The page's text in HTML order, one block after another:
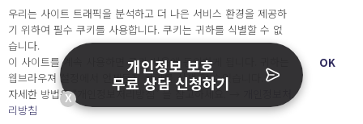
○ 개인정보보호 컴플라이언스를 선도하겠습니다.
○ 정보주체의 권리를 보장하겠습니다.
○ 기업의 개인정보보호를 위한 효율적 관리를 보장하겠습니다.
Copyright Ⓒ
우리는 사이트 트래픽을 분석하고 더 나은 서비스 환경을 제공하
기 위하여 필수 쿠키를 사용합니다. 쿠키는 귀하를 식별할 수 없
습니다.
이 사이트를 계속 사용하면 쿠키 사용에 동의하게 됩니다. 귀하는
웹브라우져 설정에서 언제든지 쿠키를 삭제 할 수있습니다.
자세한 방법은 “개인정보처리방침” 을 참고하세요. →
리방침
OK
X
개인정보 보호
무료 상담 신청하기